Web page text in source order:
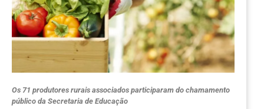
Os 71 produtores rurais associados participaram do chamamento
público da Secretaria de Educação